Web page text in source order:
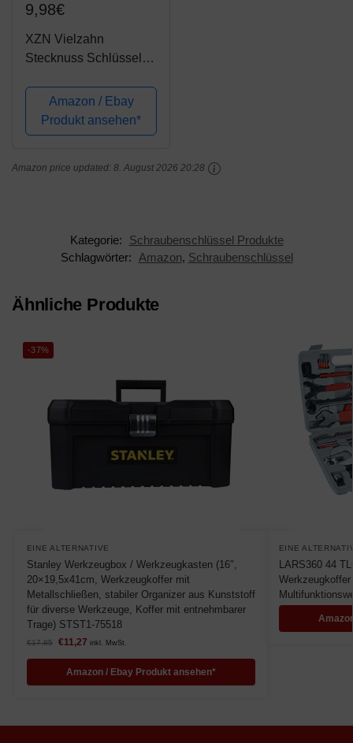
9,98€
XZN Vielzahn
Stecknuss Schlüssel
M10 M12 M14 M16 I 8
tlg. Innenvielzahn Bit
Satz
Amazon / Ebay
Produkt ansehen*
Amazon price updated: 8. August 2026 20:28
Kategorie:
Schraubenschlüssel Produkte
Schlagwörter:
Amazon, Schraubenschlüssel
Ähnliche Produkte
-37%
EINE ALTERNATIVE
Stanley Werkzeugbox / Werkzeugkasten (16″,
20×19,5x41cm, Werkzeugkoffer mit
Metallschließen, stabiler Organizer aus Kunststoff
für diverse Werkzeuge, Koffer mit entnehmbarer
Trage) STST1-75518
€17,85 €11,27 inkl. MwSt.
Amazon / Ebay Produkt ansehen*
EINE
LARS360 44